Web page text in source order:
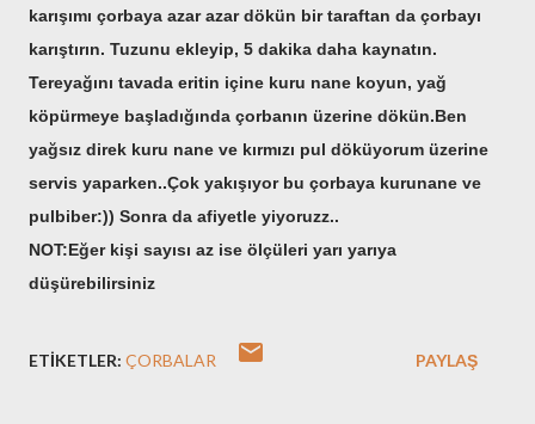
karışımı çorbaya azar azar dökün bir taraftan da çorbayı
karıştırın. Tuzunu ekleyip, 5 dakika daha kaynatın.
Tereyağını tavada eritin içine kuru nane koyun, yağ
köpürmeye başladığında çorbanın üzerine dökün.Ben
yağsız direk kuru nane ve kırmızı pul döküyorum üzerine
servis yaparken..Çok yakışıyor bu çorbaya kurunane ve
pulbiber:)) Sonra da afiyetle yiyoruzz..
NOT:Eğer kişi sayısı az ise ölçüleri yarı yarıya
düşürebilirsiniz
ETIKETLER: ÇORBALAR PAYLAŞ